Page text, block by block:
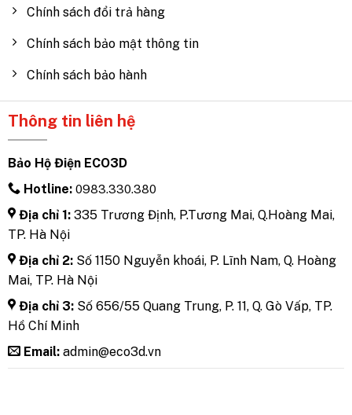
Chính sách đổi trả hàng
Chính sách bảo mật thông tin
Chính sách bảo hành
Thông tin liên hệ
Bảo Hộ Điện ECO3D
Hotline: 0983.330.380
Địa chỉ 1: 335 Trương Định, P.Tương Mai, Q.Hoàng Mai,
TP. Hà Nội
Địa chỉ 2: Số 1150 Nguyễn khoái, P. Lĩnh Nam, Q. Hoàng
Mai, TP. Hà Nội
Địa chỉ 3: Số 656/55 Quang Trung, P. 11, Q. Gò Vấp, TP.
Hồ Chí Minh
Email: admin@eco3d.vn